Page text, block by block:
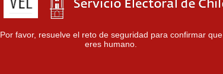
Por favor, resuelve el reto de seguridad para confirmar que
eres humano.